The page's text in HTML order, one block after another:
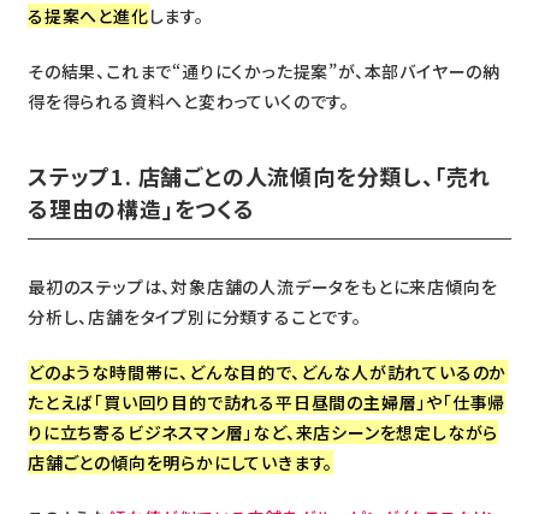
る提案へと進化します。
その結果、これまで“通りにくかった提案”が、本部バイヤーの納
得を得られる資料へと変わっていくのです。
ステップ1. 店舗ごとの人流傾向を分類し、「売れ
る理由の構造」をつくる
最初のステップは、対象店舗の人流データをもとに来店傾向を
分析し、店舗をタイプ別に分類することです。
どのような時間帯に、どんな目的で、どんな人が訪れているのか――
たとえば「買い回り目的で訪れる平日昼間の主婦層」や「仕事帰
りに立ち寄るビジネスマン層」など、来店シーンを想定しながら
店舗ごとの傾向を明らかにしていきます。